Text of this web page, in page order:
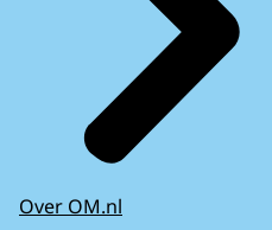
Over OM.nl